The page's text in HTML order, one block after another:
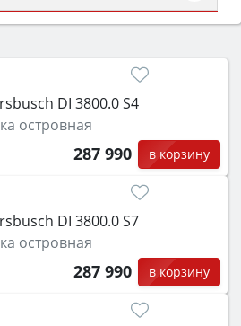
с типом (газовый или
объём 50–70 л для семьи,
гриль, самоочистка,
DI 3800.0 S4
островная
287 990 в корзину
DI 3800.0 S7
островная
287 990 в корзину